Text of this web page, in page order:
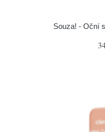
Souza! - Oční